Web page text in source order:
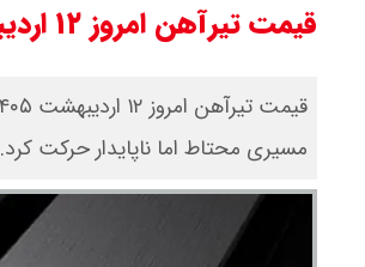
قیمت تیرآهن امروز ۱۲ اردیبهشت ۱۴۰۵ + جدول
مسیری محتاط اما ناپایدار حرکت کرد.